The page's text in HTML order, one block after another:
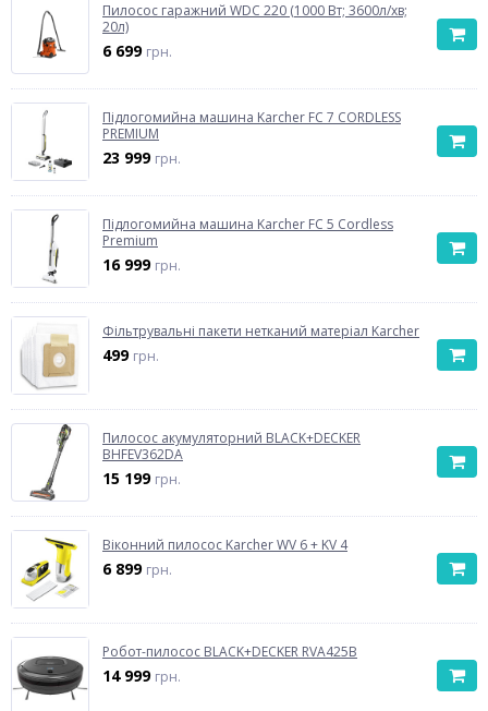
Пилосос гаражний WDC 220 (1000 Вт; 3600л/хв;
20л)
6 699 грн.
Підлогомийна машина Karcher FC 7 CORDLESS
PREMIUM
23 999 грн.
Підлогомийна машина Karcher FC 5 Cordless
Premium
16 999 грн.
Фільтрувальні пакети нетканий матеріал Karcher
499 грн.
Пилосос акумуляторний BLACK+DECKER
BHFEV362DA
15 199 грн.
Віконний пилосос Karcher WV 6 + KV 4
6 899 грн.
Робот-пилосос BLACK+DECKER RVA425B
14 999 грн.